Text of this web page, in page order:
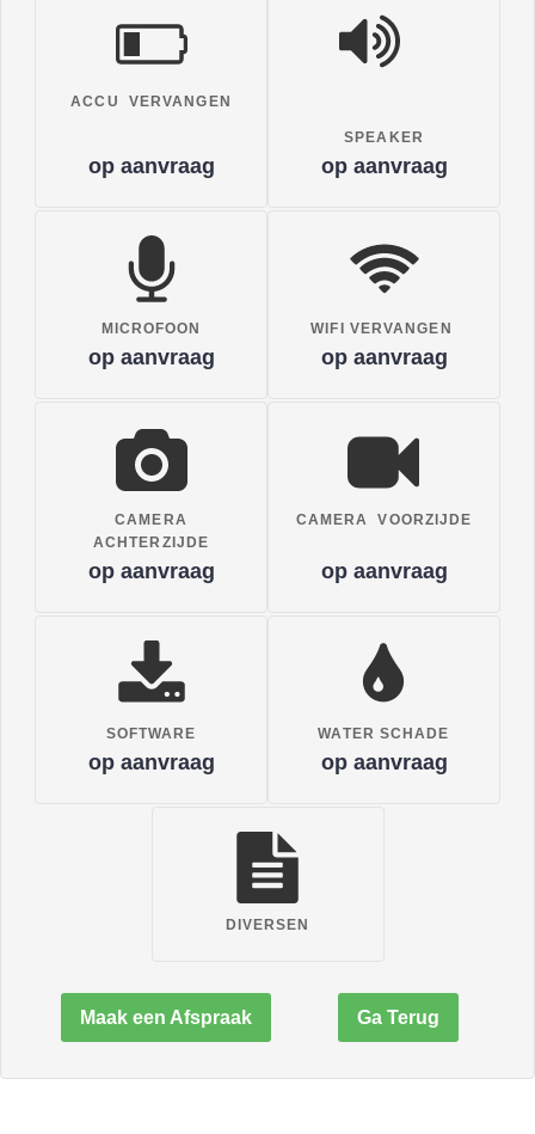
ACCU VERVANGEN
op aanvraag
SPEAKER
op aanvraag
MICROFOON
op aanvraag
WIFI VERVANGEN
op aanvraag
CAMERA
ACHTERZIJDE
op aanvraag
CAMERA VOORZIJDE
op aanvraag
SOFTWARE
op aanvraag
WATER SCHADE
op aanvraag
DIVERSEN
Maak een Afspraak Ga Terug